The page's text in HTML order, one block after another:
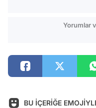
Yorumlar
BU İÇERİĞE